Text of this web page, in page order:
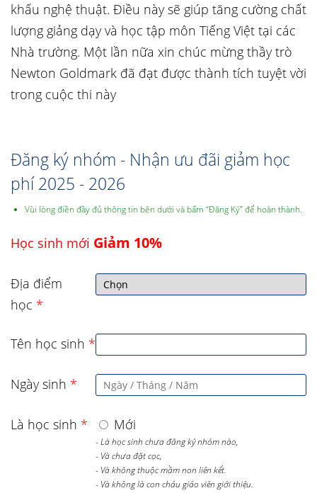
khấu nghệ thuật. Điều này sẽ giúp tăng cường chất
lượng giảng dạy và học tập môn Tiếng Việt tại các
Nhà trường. Một lần nữa xin chúc mừng thầy trò
Newton Goldmark đã đạt được thành tích tuyệt vời
trong cuộc thi này
Đăng ký nhóm - Nhận ưu đãi giảm học
phí 2025 - 2026
Vùi lòng điền đầy đủ thông tin bên dưới và bấm “Đăng Ký” để hoàn thành.
Học sinh mới Giảm 10%
Địa điểm
học *
Tên học sinh *
Ngày sinh *
Là học sinh * Mới
- Là học sinh chưa đăng ký nhóm nào,
- Và chưa đặt cọc,
- Và không thuộc mầm non liên kết.
- Và không là con cháu giáo viên giới thiệu.